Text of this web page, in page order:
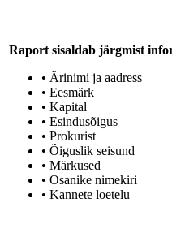
Raport sisaldab järgmist
• Ärinimi ja aadress
• Eesmärk
• Kapital
• Esindusõigus
• Prokurist
• Õiguslik seisund
• Märkused
• Osanike nimekiri
• Kannete loetelu